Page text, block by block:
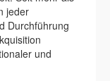
jeder
Durchführung
und